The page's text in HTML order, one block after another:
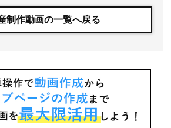
制作動画の一覧へ戻る